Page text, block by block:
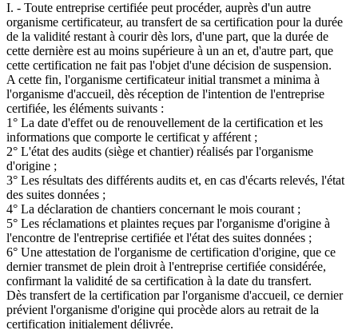
I. - Toute entreprise certifiée peut procéder, auprès d'un autre
organisme certificateur, au transfert de sa certification pour la durée
de la validité restant à courir dès lors, d'une part, que la durée de
cette dernière est au moins supérieure à un an et, d'autre part, que
cette certification ne fait pas l'objet d'une décision de suspension.
A cette fin, l'organisme certificateur initial transmet a minima à
l'organisme d'accueil, dès réception de l'intention de l'entreprise
certifiée, les éléments suivants :
1° La date d'effet ou de renouvellement de la certification et les
informations que comporte le certificat y afférent ;
2° L'état des audits (siège et chantier) réalisés par l'organisme
d'origine ;
3° Les résultats des différents audits et, en cas d'écarts relevés, l'état
des suites données ;
4° La déclaration de chantiers concernant le mois courant ;
5° Les réclamations et plaintes reçues par l'organisme d'origine à
l'encontre de l'entreprise certifiée et l'état des suites données ;
6° Une attestation de l'organisme de certification d'origine, que ce
dernier transmet de plein droit à l'entreprise certifiée considérée,
confirmant la validité de sa certification à la date du transfert.
Dès transfert de la certification par l'organisme d'accueil, ce dernier
prévient l'organisme d'origine qui procède alors au retrait de la
certification initialement délivrée.